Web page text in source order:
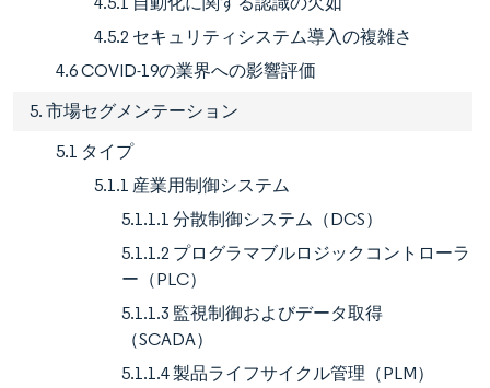
4.5.2 セキュリティシステム導入の複雑さ
4.6 COVID-19の業界への影響評価
5. 市場セグメンテーション
5.1 タイプ
5.1.1 産業用制御システム
5.1.1.1 分散制御システム（DCS）
5.1.1.2 プログラマブルロジックコントローラ
ー（PLC）
5.1.1.3 監視制御およびデータ取得
（SCADA）
5.1.1.4 製品ライフサイクル管理（PLM）